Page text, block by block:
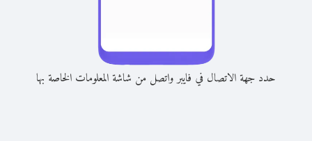
حدد جهة الاتصال في فايبر واتصل من شاشة المعلومات الخاصة بها